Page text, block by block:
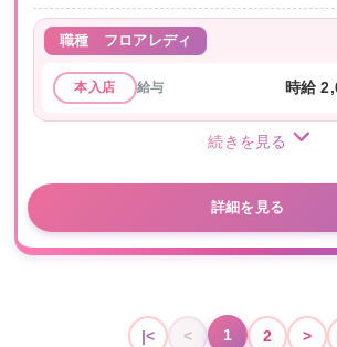
職種 フロアレディ
本入店 給与 時給
続きを見る
詳細を見る
|< < 1 2 >